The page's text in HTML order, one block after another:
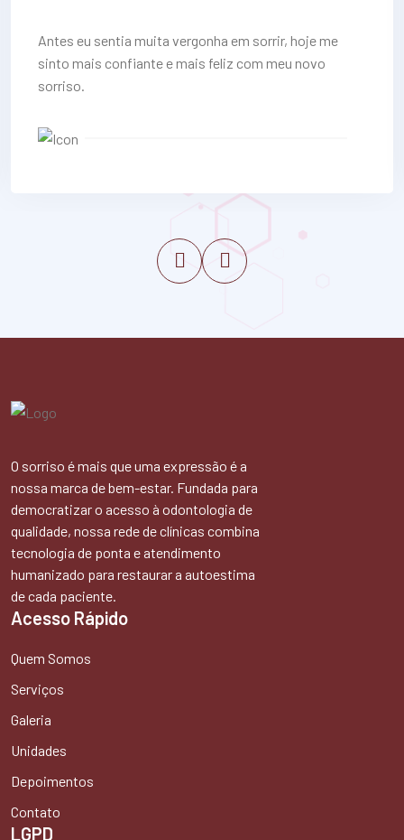
Antes eu sentia muita vergonha em sorrir, hoje me
sinto mais confiante e mais feliz com meu novo
sorriso.
O sorriso é mais que uma expressão é a
nossa marca de bem-estar. Fundada para
democratizar o acesso à odontologia de
qualidade, nossa rede de clínicas combina
tecnologia de ponta e atendimento
humanizado para restaurar a autoestima
de cada paciente.
Acesso Rápido
Quem Somos
Serviços
Galeria
Unidades
Depoimentos
Contato
LGPD